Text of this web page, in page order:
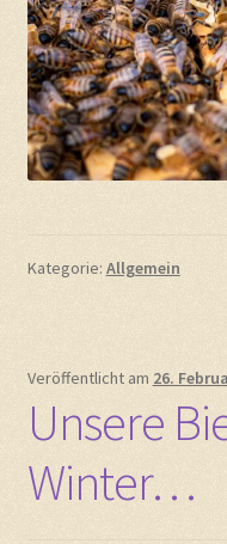
Kategorie: Allgemein
Veröffentlicht am 26.
Unsere
Winter…